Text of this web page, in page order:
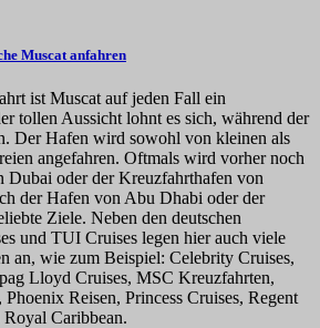
Muscat anfahren
ist Muscat auf jeden Fall ein
tollen Aussicht lohnt es sich, während der
Der Hafen wird sowohl von kleinen als
angefahren. Oftmals wird vorher noch
Dubai oder der Kreuzfahrthafen von
der Hafen von Abu Dhabi oder der
Ziele. Neben den deutschen
und TUI Cruises legen hier auch viele
an, wie zum Beispiel: Celebrity Cruises,
Lloyd Cruises, MSC Kreuzfahrten,
Reisen, Princess Cruises, Regent
Royal Caribbean.